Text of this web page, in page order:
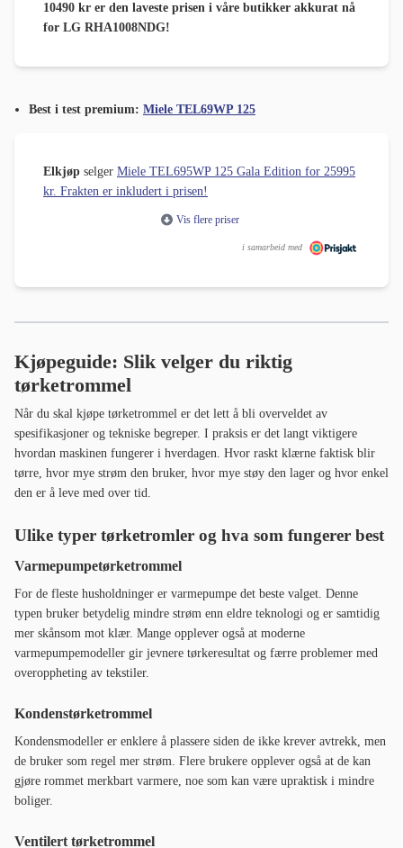
10490 kr er den laveste prisen i våre butikker akkurat nå
for LG RHA1008NDG!
Best i test premium: Miele TEL69WP 125
Elkjøp selger Miele TEL695WP 125 Gala Edition for 25995
kr. Frakten er inkludert i prisen!
Vis flere priser
i samarbeid med
Kjøpeguide: Slik velger du riktig
tørketrommel
Når du skal kjøpe tørketrommel er det lett å bli overveldet av
spesifikasjoner og tekniske begreper. I praksis er det langt viktigere
hvordan maskinen fungerer i hverdagen. Hvor raskt klærne faktisk blir
tørre, hvor mye strøm den bruker, hvor mye støy den lager og hvor enkel
den er å leve med over tid.
Ulike typer tørketromler og hva som fungerer best
Varmepumpetørketrommel
For de fleste husholdninger er varmepumpe det beste valget. Denne
typen bruker betydelig mindre strøm enn eldre teknologi og er samtidig
mer skånsom mot klær. Mange opplever også at moderne
varmepumpemodeller gir jevnere tørkeresultat og færre problemer med
overoppheting av tekstiler.
Kondenstørketrommel
Kondensmodeller er enklere å plassere siden de ikke krever avtrekk, men
de bruker som regel mer strøm. Flere brukere opplever også at de kan
gjøre rommet merkbart varmere, noe som kan være upraktisk i mindre
boliger.
Ventilert tørketrommel